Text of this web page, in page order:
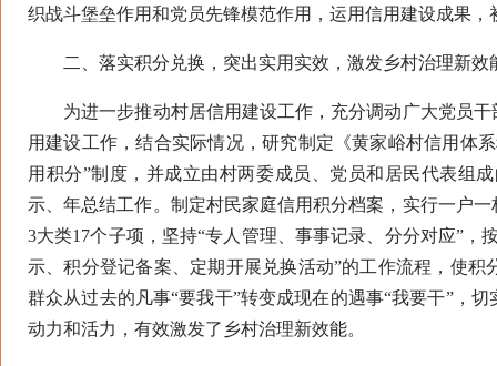
织战斗堡垒作用和党员先锋模范作用，运用信用建设成果
二、落实积分兑换，突出实用实效，激发乡村治理新效
为进一步推动村居信用建设工作，充分调动广大党员干
用建设工作，结合实际情况，研究制定《黄家峪村信用体
用积分”制度，并成立由村两委成员、党员和居民代表组
示、年总结工作。制定村民家庭信用积分档案，实行一户
3大类17个子项，坚持“专人管理、事事记录、分分对应”
示、积分登记备案、定期开展兑换活动”的工作流程，使
群众从过去的凡事“要我干”转变成现在的遇事“我要干”，
动力和活力，有效激发了乡村治理新效能。